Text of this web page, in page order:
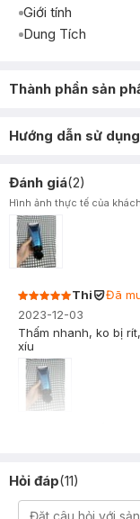
Giới tính
Dung Tích
Thành phần sản
Hướng dẫn sử dụng
Đánh giá(2)
Hình ảnh thực tế của
Thi
Đã
2023-12-03
Thấm nhanh, ko bị
xíu
này không đc đặc
Hỏi đáp(11)